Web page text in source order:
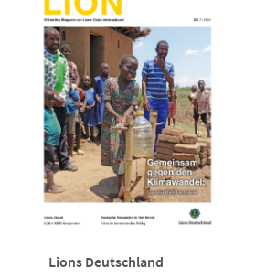
Lions Deutschland